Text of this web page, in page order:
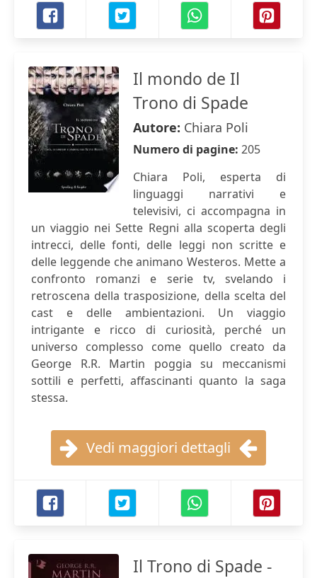
Il mondo de Il
Trono di Spade
Autore: Chiara Poli
Numero di pagine: 205
Chiara Poli, esperta di
linguaggi narrativi e
televisivi, ci accompagna in
un viaggio nei Sette Regni alla scoperta degli
intrecci, delle fonti, delle leggi non scritte e
delle leggende che animano Westeros. Mette a
confronto romanzi e serie tv, svelando i
retroscena della trasposizione, della scelta del
cast e delle ambientazioni. Un viaggio
intrigante e ricco di curiosità, perché un
universo complesso come quello creato da
George R.R. Martin poggia su meccanismi
sottili e perfetti, affascinanti quanto la saga
stessa.
Vedi maggiori dettagli
Il Trono di Spade -